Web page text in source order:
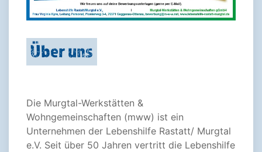
Über uns
Die Murgtal-Werkstätten &
Wohngemeinschaften (mww) ist ein
Unternehmen der Lebenshilfe Rastatt/ Murgtal
e.V. Seit über 50 Jahren vertritt die Lebenshilfe